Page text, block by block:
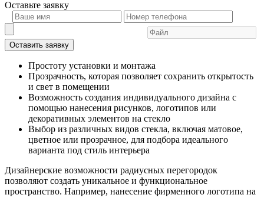
Оставьте заявку
Оставить заявку
Простоту установки и монтажа
Прозрачность, которая позволяет сохранить открытость
и свет в помещении
Возможность создания индивидуального дизайна с
помощью нанесения рисунков, логотипов или
декоративных элементов на стекло
Выбор из различных видов стекла, включая матовое,
цветное или прозрачное, для подбора идеального
варианта под стиль интерьера
Дизайнерские возможности радиусных перегородок
позволяют создать уникальное и функциональное
пространство. Например, нанесение фирменного логотипа на